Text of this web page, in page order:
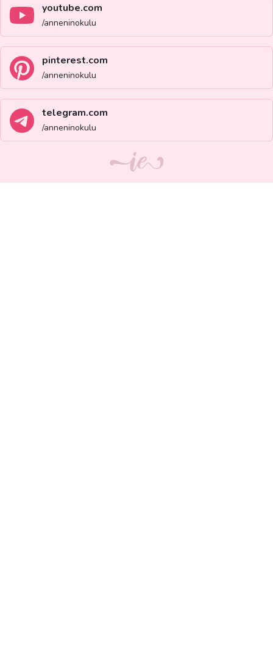
youtube.com
/anneninokulu
pinterest.com
/anneninokulu
telegram.com
/anneninokulu